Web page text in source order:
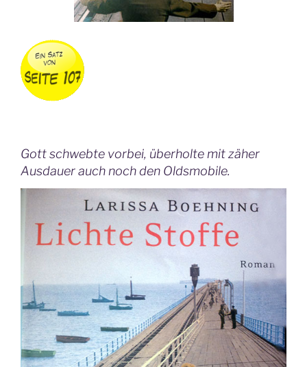
Gott schwebte vorbei, überholte mit zäher
Ausdauer auch noch den Oldsmobile.